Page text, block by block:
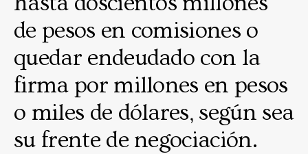
de pesos en comisiones o
quedar endeudado con la
firma por millones en pesos
o miles de dólares, según sea
su frente de negociación.